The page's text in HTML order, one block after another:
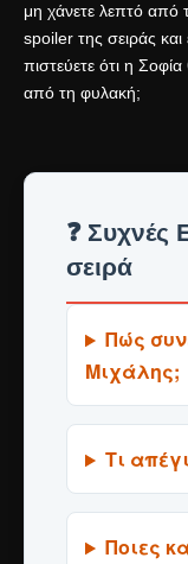
μη χάνετε λεπτό από
spoiler της σειράς
πιστεύετε ότι η
από τη φυλακή;
❓ Συχνές
σειρά
Πώς
Μιχάλης;
Τι
Ποιες